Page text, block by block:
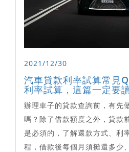
2021/12/30
汽車貸款利率試算常見
利率試算，這篇一定要
辦理車子的貸款查詢前，有先
嗎？除了借款額度之外，貸款
是必須的，了解還款方式、利
程，借款後每個月須攤還多少